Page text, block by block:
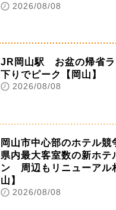
2026/08/08
JR岡山駅 お盆の帰省
下りでピーク【岡山】
2026/08/08
岡山市中心部のホテル
県内最大客室数の新ホテ
ン 周辺もリニューアル
山】
2026/08/08